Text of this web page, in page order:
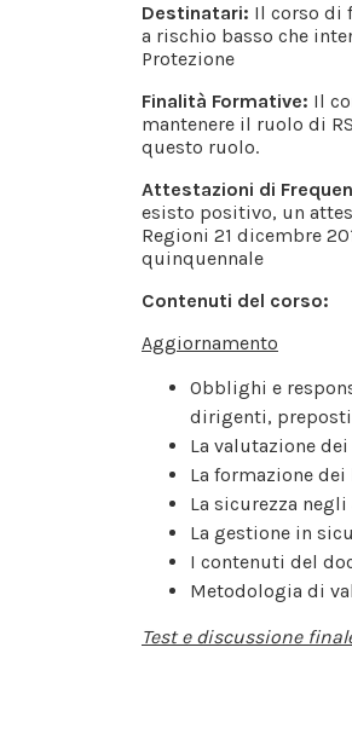
Destinatari: Il corso di
a rischio basso che
Protezione
Finalità Formative: Il
mantenere il ruolo di
questo ruolo.
Attestazioni di
esisto positivo, un
Regioni 21 dicembre
quinquennale
Contenuti del corso:
Aggiornamento
Obblighi e
dirigenti,
La valutazione
La formazione
La sicurezza
La gestione in
I contenuti del
Metodologia di
Test e discussione